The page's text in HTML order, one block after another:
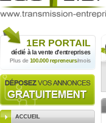
1ER PORTAIL
dédié à la vente d'entreprises
Plus de 100.000 repreneurs/mois
ACCUEIL